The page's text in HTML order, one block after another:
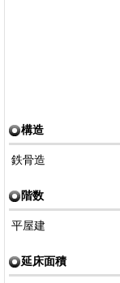
構造
鉄骨造
階数
平屋建
延床面積